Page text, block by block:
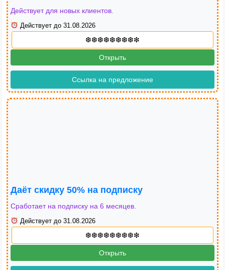
Действует для новых клиентов.
Действует до 31.08.2026
Открыть
Ссылка на предложение
Даёт скидку 50% на подписку
Сработает на подписку на 6 месяцев.
Действует до 31.08.2026
Открыть